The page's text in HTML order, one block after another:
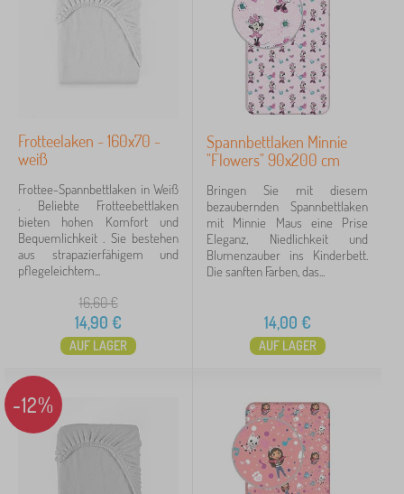
Frotteelaken - 160x70 -
weiß
Frottee-Spannbettlaken in Weiß
. Beliebte Frotteebettlaken
bieten hohen Komfort und
Bequemlichkeit . Sie bestehen
aus strapazierfähigem und
pflegeleichtem...
16,60€
14,90 €
AUF LAGER
Spannbettlaken Minnie
"Flowers" 90x200 cm
Bringen Sie mit diesem
bezaubernden Spannbettlaken
mit Minnie Maus eine Prise
Eleganz, Niedlichkeit und
Blumenzauber ins Kinderbett.
Die sanften Farben, das...
14,00 €
AUF LAGER
-12%